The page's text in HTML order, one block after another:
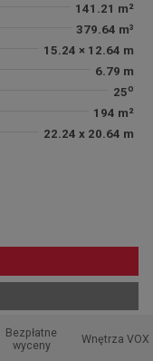
141.21 m²
379.64 m³
15.24 × 12.64 m
6.79 m
25o
194 m²
22.24 x 20.64 m
Bezpłatne
wyceny
Wnętrza VOX